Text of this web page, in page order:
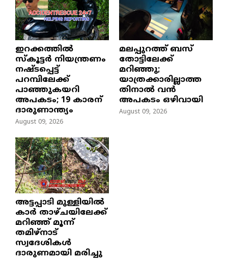
ഇറക്കത്തിൽ
സ്കൂട്ടർ നിയന്ത്രണം
നഷ്ടപ്പെട്ട്
പറമ്പിലേക്ക്
പാഞ്ഞുകയറി
അപകടം; 19 കാരന്
ദാരുണാന്ത്യം
August 09, 2026
മലപ്പുറത്ത് ബസ്
തോട്ടിലേക്ക്
മറിഞ്ഞു;
യാത്രക്കാരില്ലാത്ത
തിനാൽ വൻ
അപകടം ഒഴിവായി
August 09, 2026
അട്ടപ്പാടി മുള്ളിയിൽ
കാർ താഴ്ചയിലേക്ക്
മറിഞ്ഞ് മൂന്ന്
തമിഴ്നാട്
സ്വദേശികൾ
ദാരുണമായി മരിച്ചു